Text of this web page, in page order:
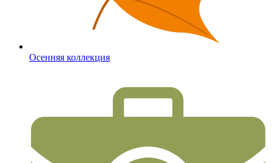
Осенняя коллекция